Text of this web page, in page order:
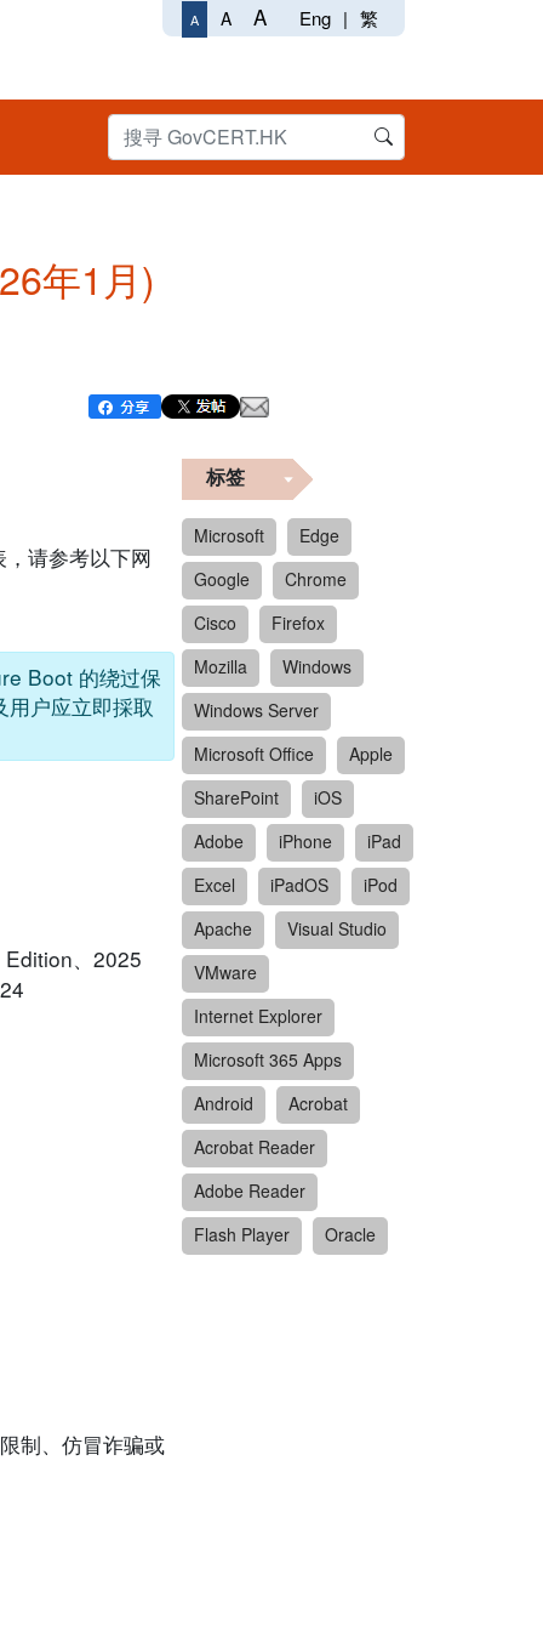
A A A Eng | 繁
年1月)
请参考以下网
Boot 的绕过保
户应立即採取
、2025
制、仿冒诈骗或
标签
Microsoft
Edge
Google
Chrome
Cisco
Firefox
Mozilla
Windows
Windows Server
Microsoft Office
Apple
SharePoint
iOS
Adobe
iPhone
iPad
Excel
iPadOS
iPod
Apache
Visual Studio
VMware
Internet Explorer
Microsoft 365 Apps
Android
Acrobat
Acrobat Reader
Adobe Reader
Flash Player
Oracle